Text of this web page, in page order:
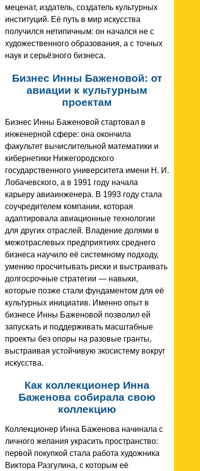
меценат, издатель, создатель культурных
институций. Её путь в мир искусства
получился нетипичным: он начался не с
художественного образования, а с точных
наук и серьёзного бизнеса.
Бизнес Инны Баженовой: от
авиации к культурным
проектам
Бизнес Инны Баженовой стартовал в
инженерной сфере: она окончила
факультет вычислительной математики и
кибернетики Нижегородского
государственного университета имени Н. И.
Лобачевского, а в 1991 году начала
карьеру авиаинженера. В 1993 году стала
соучредителем компании, которая
адаптировала авиационные технологии
для других отраслей. Владение долями в
межотраслевых предприятиях среднего
бизнеса научило её системному подходу,
умению просчитывать риски и выстраивать
долгосрочные стратегии — навыки,
которые позже стали фундаментом для её
культурных инициатив. Именно опыт в
бизнесе Инны Баженовой позволил ей
запускать и поддерживать масштабные
проекты без опоры на разовые гранты,
выстраивая устойчивую экосистему вокруг
искусства.
Как коллекционер Инна
Баженова собирала свою
коллекцию
Коллекционер Инна Баженова начинала с
личного желания украсить пространство:
первой покупкой стала работа художника
Виктора Разгулина, с которым её